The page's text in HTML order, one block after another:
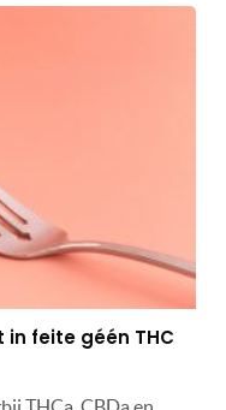
feite géén THC